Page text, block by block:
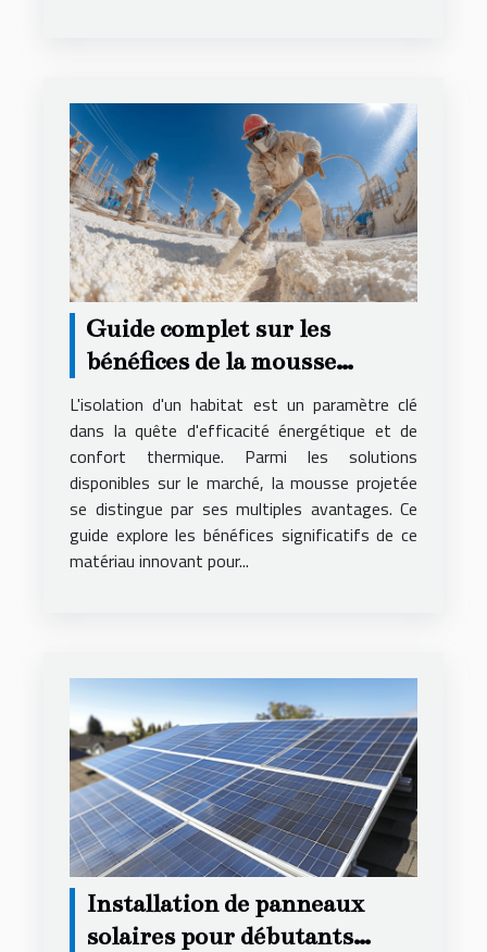
Guide complet sur les
bénéfices de la mousse
projetée pour l'isolation
L'isolation d'un habitat est un paramètre clé
dans la quête d'efficacité énergétique et de
confort thermique. Parmi les solutions
disponibles sur le marché, la mousse projetée
se distingue par ses multiples avantages. Ce
guide explore les bénéfices significatifs de ce
matériau innovant pour...
Installation de panneaux
solaires pour débutants